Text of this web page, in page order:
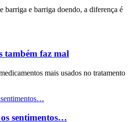
barriga e barriga doendo, a diferença é
faz mal
mais usados no tratamento
sentimentos…